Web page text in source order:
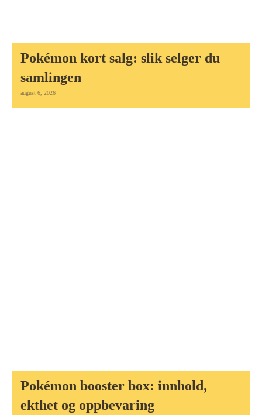
Pokémon kort salg: slik selger du
samlingen
august 6, 2026
Pokémon booster box: innhold,
ekthet og oppbevaring